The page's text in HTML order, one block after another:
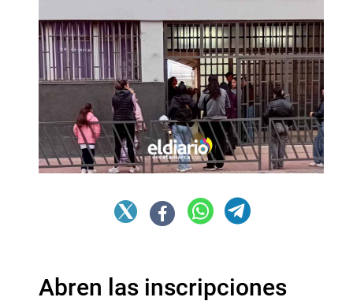
Abren las inscripciones